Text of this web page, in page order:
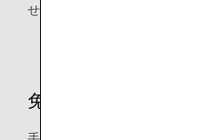
せて頂く場合もございます。
免責事項